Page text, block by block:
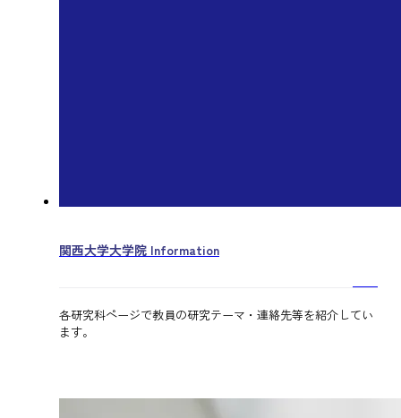
関西大学大学院 Information
各研究科ページで教員の研究テーマ・連絡先等を紹介してい
ます。